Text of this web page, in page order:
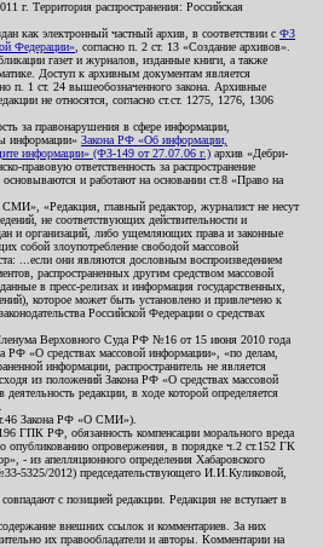
г. Территория распространения: Российская
как электронный частный архив, в соответствии с ФЗ
Федерации» , согласно п. 2 ст. 13 «Создание архивов».
газет и журналов, изданные книги, а также
Доступ к архивным документам является
п. 1 ст. 24 вышеобозначенного закона. Архивные
не относятся, согласно ст.ст. 1275, 1276, 1306
за правонарушения в сфере информации,
информации» Закона РФ «Об информации,
информации» (ФЗ-149 от 27.07.06 г.) архив «Дебри-
правовую ответственность за распространение
и работают на основании ст.8 «Право на
«Редакция, главный редактор, журналист не несут
не соответствующих действительности и
и организаций, либо ущемляющих права и законные
собой злоупотребление свободой массовой
...если они являются дословным воспроизведением
распространенных другим средством массовой
в пресс-релизах и информация государственных,
которое может быть установлено и привлечено к
Российской Федерации о средствах
Верховного Суда РФ №16 от 15 июня 2010 года
РФ «О средствах массовой информации», «по делам,
информации, распространитель не является
из положений Закона РФ «О средствах массовой
редакции, в ходе которой определяется
Закона РФ «О СМИ»).
ГПК РФ, обязанность компенсации морального вреда
опубликованию опровержения, в порядке ч.2 ст.152 ГК
- из апелляционного определения Хабаровского
5325/2012) председательствующего И.И.Куликовой,
с позицией редакции. Редакция не вступает в
содержание внешних ссылок и комментариев. За них
их правообладатели и авторы. Комментарии на